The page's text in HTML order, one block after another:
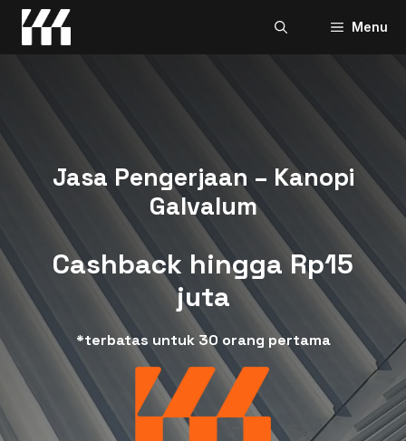
Skip
content
Menu
Jasa Pengerjaan – Kanopi
Galvalum
Cashback hingga Rp15
juta
*terbatas untuk 30 orang pertama